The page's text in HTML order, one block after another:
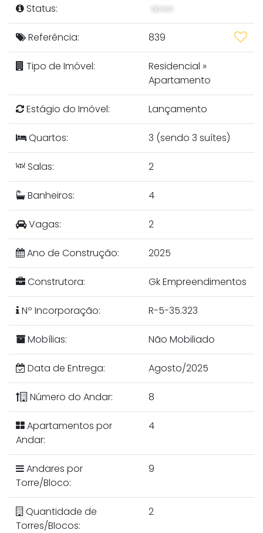
Status: NOVO!
Referência: 839
Tipo de Imóvel: Residencial »
Apartamento
Estágio do Imóvel: Lançamento
Quartos: 3 (sendo 3 suítes)
Salas: 2
Banheiros: 4
Vagas: 2
Ano de Construção: 2025
Construtora: Gk Empreendimentos
Nº Incorporação: R-5-35.323
Mobílias: Não Mobiliado
Data de Entrega: Agosto/2025
Número do Andar: 8
Apartamentos por
Andar:
4
Andares por
Torre/Bloco:
9
Quantidade de
Torres/Blocos:
2